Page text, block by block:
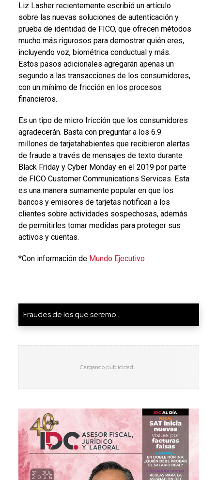
Liz Lasher recientemente escribió un artículo
sobre las nuevas soluciones de autenticación y
prueba de identidad de FICO, que ofrecen métodos
mucho más rigurosos para demostrar quién eres,
incluyendo voz, biométrica conductual y más.
Estos pasos adicionales agregarán apenas un
segundo a las transacciones de los consumidores,
con un mínimo de fricción en los procesos
financieros.
Es un tipo de micro fricción que los consumidores
agradecerán. Basta con preguntar a los 6.9
millones de tarjetahabientes que recibieron alertas
de fraude a través de mensajes de texto durante
Black Friday y Cyber Monday en el 2019 por parte
de FICO Customer Communications Services. Esta
es una manera sumamente popular en que los
bancos y emisores de tarjetas notifican a los
clientes sobre actividades sospechosas, además
de permitirles tomar medidas para proteger sus
activos y cuentas.
*Con información de Mundo Ejecutivo
Fraudes de los que seremo...